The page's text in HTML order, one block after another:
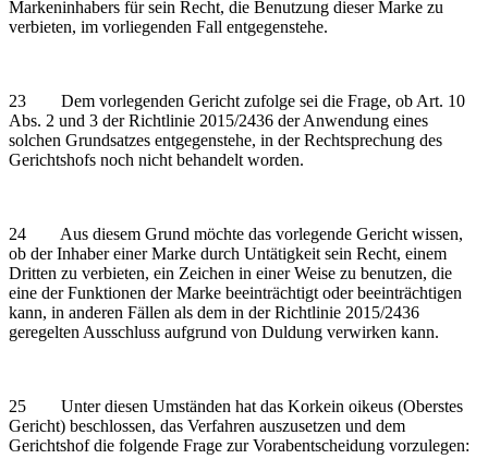
Markeninhabers für sein Recht, die Benutzung dieser Marke zu
verbieten, im vorliegenden Fall entgegenstehe.
23 Dem vorlegenden Gericht zufolge sei die Frage, ob Art. 10
Abs. 2 und 3 der Richtlinie 2015/2436 der Anwendung eines
solchen Grundsatzes entgegenstehe, in der Rechtsprechung des
Gerichtshofs noch nicht behandelt worden.
24 Aus diesem Grund möchte das vorlegende Gericht wissen,
ob der Inhaber einer Marke durch Untätigkeit sein Recht, einem
Dritten zu verbieten, ein Zeichen in einer Weise zu benutzen, die
eine der Funktionen der Marke beeinträchtigt oder beeinträchtigen
kann, in anderen Fällen als dem in der Richtlinie 2015/2436
geregelten Ausschluss aufgrund von Duldung verwirken kann.
25 Unter diesen Umständen hat das Korkein oikeus (Oberstes
Gericht) beschlossen, das Verfahren auszusetzen und dem
Gerichtshof die folgende Frage zur Vorabentscheidung vorzulegen: